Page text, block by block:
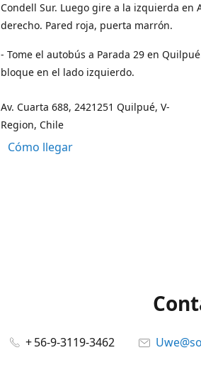
Condell Sur. Luego gire a la izquierda en
derecho. Pared roja, puerta marrón.
- Tome el autobús a Parada 29 en
bloque en el lado izquierdo.
Av. Cuarta 688, 2421251 Quilpué, V-
Region, Chile
Cómo llegar
+ 56-9-3119-3462